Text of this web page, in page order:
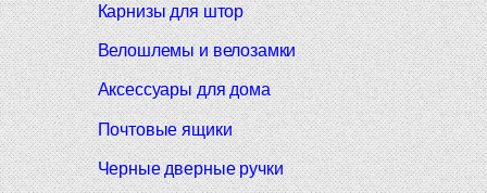
Карнизы для штор
Велошлемы и велозамки
Аксессуары для дома
Почтовые ящики
Черные дверные ручки